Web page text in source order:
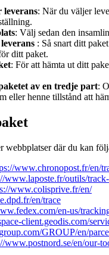
: När du väljer
: Välj sedan den
: Så snart ditt
ditt paket.
: För att hämta ut ditt
av en tredje part:
eller henne tillstånd att
webbplatser där du kan
www.chronopost.fr/en/
www.laposte.fr/outils/
www.colisprive.fr/en/
en/trace
en-us/
client.geodis.com/
GROUP/en/
www.postnord.se/en/our-